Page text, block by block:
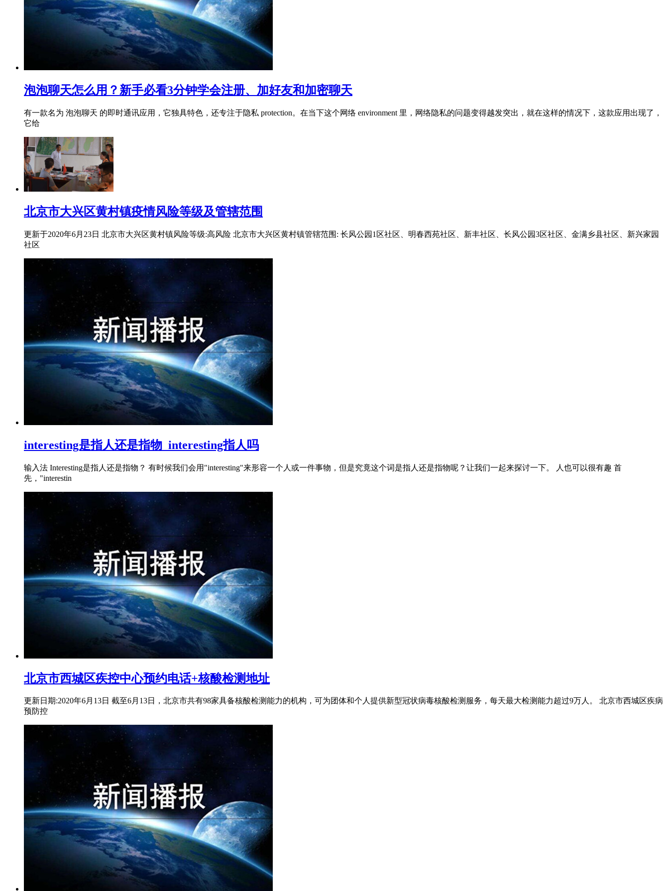
泡泡聊天怎么用？新手必看3分钟学会注册、加好友和加密聊天
有一款名为 泡泡聊天 的即时通讯应用，它独具特色，还专注于隐私 protection。在当下这个网络 environment 里，网络隐私的问题变得越发突出，就在这样的情况下，这款应用出现了，
它给
北京市大兴区黄村镇疫情风险等级及管辖范围
更新于2020年6月23日 北京市大兴区黄村镇风险等级:高风险 北京市大兴区黄村镇管辖范围: 长风公园1区社区、明春西苑社区、新丰社区、长风公园3区社区、金满乡县社区、新兴家园
社区
interesting是指人还是指物_interesting指人吗
输入法 Interesting是指人还是指物？ 有时候我们会用"interesting"来形容一个人或一件事物，但是究竟这个词是指人还是指物呢？让我们一起来探讨一下。 人也可以很有趣 首
先，"interestin
北京市西城区疾控中心预约电话+核酸检测地址
更新日期:2020年6月13日 截至6月13日，北京市共有98家具备核酸检测能力的机构，可为团体和个人提供新型冠状病毒核酸检测服务，每天最大检测能力超过9万人。 北京市西城区疾病
预防控